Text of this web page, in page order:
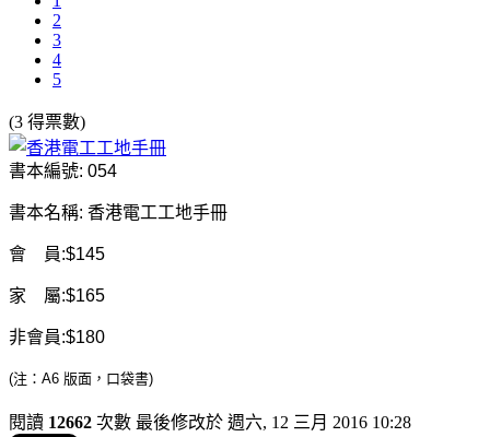
2
3
4
5
(3 得票數)
書本編號: 054
書本名稱: 香港電工工地手冊
會 員:$145
家 屬:$165
非會員:$180
(注：A6 版面，口袋書)
閱讀 12662 次數 最後修改於 週六, 12 三月 2016 10:28